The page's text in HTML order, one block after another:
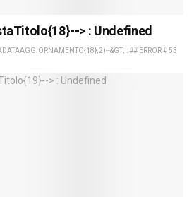
> : Undefined
&GT; : ## ERROR # 53